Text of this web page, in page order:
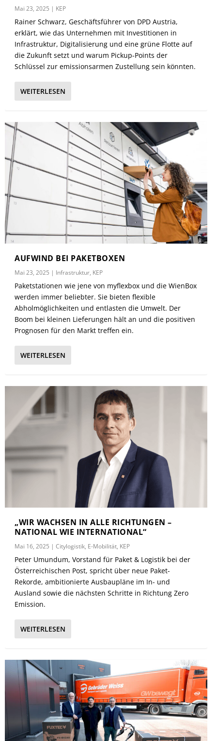
Mai 23, 2025 | KEP
Rainer Schwarz, Geschäftsführer von DPD Austria,
erklärt, wie das Unternehmen mit Investitionen in
Infrastruktur, Digitalisierung und eine grüne Flotte auf
die Zukunft setzt und warum Pickup-Points der
Schlüssel zur emissionsarmen Zustellung sein könnten.
WEITERLESEN
AUFWIND BEI PAKETBOXEN
Mai 23, 2025 | Infrastruktur, KEP
Paketstationen wie jene von myflexbox und die WienBox
werden immer beliebter. Sie bieten flexible
Abholmöglichkeiten und entlasten die Umwelt. Der
Boom bei kleinen Lieferungen hält an und die positiven
Prognosen für den Markt treffen ein.
WEITERLESEN
„WIR WACHSEN IN ALLE RICHTUNGEN –
NATIONAL WIE INTERNATIONAL“
Mai 16, 2025 |Citylogistik, E-Mobilität, KEP
Peter Umundum, Vorstand für Paket & Logistik bei der
Österreichischen Post, spricht über neue Paket-
Rekorde, ambitionierte Ausbaupläne im In- und
Ausland sowie die nächsten Schritte in Richtung Zero
Emission.
WEITERLESEN